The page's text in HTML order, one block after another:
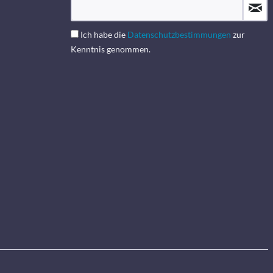
Ich habe die Datenschutzbestimmungen zur
Kenntnis genommen.